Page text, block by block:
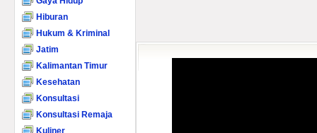
Hiburan
Hukum & Kriminal
Jatim
Kalimantan Timur
Kesehatan
Konsultasi
Konsultasi Remaja
Kuliner